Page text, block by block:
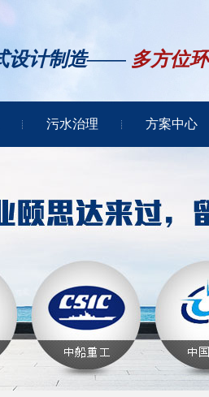
设计制造—— 多方位
污水治理 方案中心